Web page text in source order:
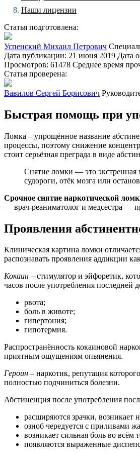
Наши лицензии
Статья подготовлена:
Успенский Михаил Петрович
Дата публикации: 21 июня 2019 Дата
Просмотров: 61478 Среднее время
Статья проверена:
Вавилов Сергей Борисович
Быстрая помощь при
Ломка – упрощённое название
процессы, поэтому снижение
стоит серьёзная преграда в виде
Снятие ломки — это экстренная
судороги, отёк мозга или
Срочное снятие наркотической
— врач-реаниматолог и медсестра —
Проявления
Клиническая картина ломки
распознавать проявления аддикции
Кокаин – стимулятор и эйфоретик,
часов после употребления последней
рвота;
боль в животе;
гипертония;
гипотермия.
Распространённость кокаиновой
приятным ощущениям опьянения.
Героин – наркотик, репутация
полностью подчиниться болезни.
Абстиненция после употребления
расширяются зрачки, возникает
озноб чередуется с приливами
возникает сильная боль во всём
появляются выраженные